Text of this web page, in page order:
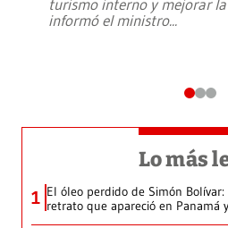
turismo interno y mejorar
informó el ministro...
Lo más
1 El óleo perdido de Simón
retrato que apareció en Panamá